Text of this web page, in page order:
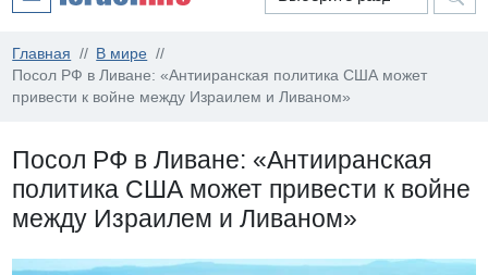
Главная
В мире
Посол РФ в Ливане: «Антииранская политика США может
привести к войне между Израилем и Ливаном»
Посол РФ в Ливане: «Антииранская
политика США может привести к войне
между Израилем и Ливаном»